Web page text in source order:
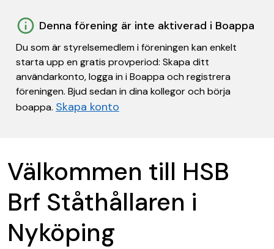
Denna förening är inte aktiverad i Boappa
Du som är styrelsemedlem i föreningen kan enkelt
starta upp en gratis provperiod: Skapa ditt
användarkonto, logga in i Boappa och registrera
föreningen. Bjud sedan in dina kollegor och börja
boappa. Skapa konto
Välkommen till HSB
Brf Ståthållaren i
Nyköping